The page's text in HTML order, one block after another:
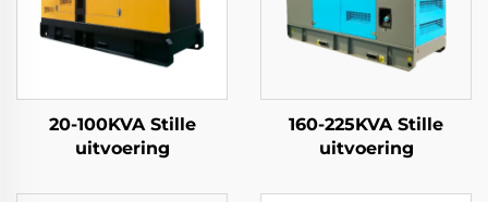
20-100KVA Stille
uitvoering
160-225KVA Stille
uitvoering